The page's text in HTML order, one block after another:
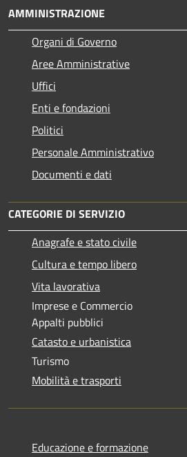
AMMINISTRAZIONE
Organi di Governo
Aree Amministrative
Uffici
Enti e fondazioni
Politici
Personale Amministrativo
Documenti e dati
CATEGORIE DI SERVIZIO
Anagrafe e stato civile
Cultura e tempo libero
Vita lavorativa
Imprese e Commercio
Appalti pubblici
Catasto e urbanistica
Turismo
Mobilità e trasporti
Educazione e formazione